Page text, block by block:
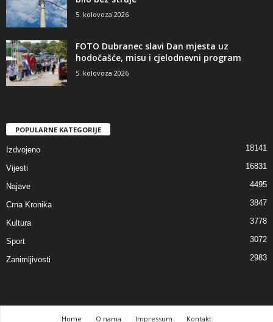
5. kolovoza 2026
FOTO Dubranec slavi Dan mjesta uz
hodočašće, misu i cjelodnevni program
5. kolovoza 2026
POPULARNE KATEGORIJE
Izdvojeno 18141
Vijesti 16831
Najave 4495
Crna Kronika 3847
Kultura 3778
Sport 3072
Zanimljivosti 2983
Home O nama Impressum Kontakt